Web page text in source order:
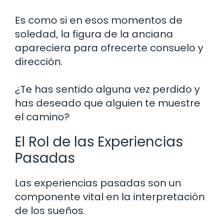
Es como si en esos momentos de
soledad, la figura de la anciana
apareciera para ofrecerte consuelo y
dirección.
¿Te has sentido alguna vez perdido y
has deseado que alguien te muestre
el camino?
El Rol de las Experiencias
Pasadas
Las experiencias pasadas son un
componente vital en la interpretación
de los sueños.